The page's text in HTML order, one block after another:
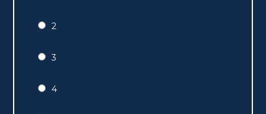
2
3
4